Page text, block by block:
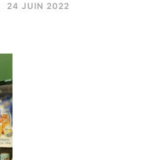
24 JUIN 2022